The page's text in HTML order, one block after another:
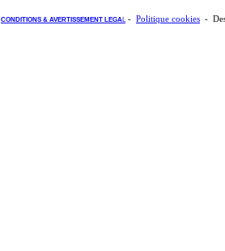
CONDITIONS & AVERTISSEMENT LEGAL - Politique cookies -